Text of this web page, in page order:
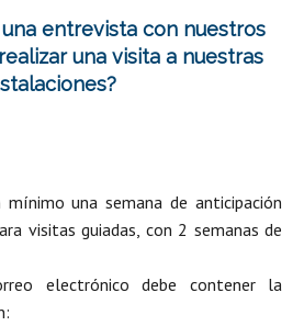
entrevista con nuestros
una visita a nuestras
una semana de anticipación
visitas guiadas, con 2 semanas de
electrónico debe contener la